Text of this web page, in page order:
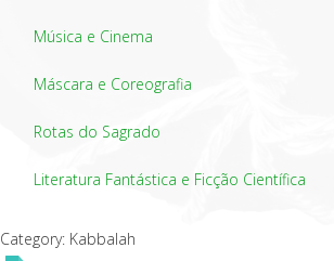
Música e Cinema
Máscara e Coreografia
Rotas do Sagrado
Literatura Fantástica e Ficção Científica
Category: Kabbalah